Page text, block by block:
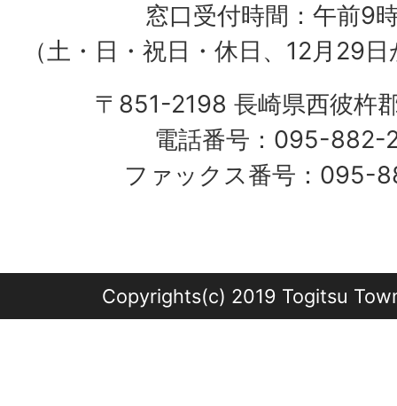
窓口受付時間：午前9
（土・日・祝日・休日、12月29
〒851-2198 長崎県西彼杵
電話番号：095-
ファックス番号：095-
Copyrights(c) 2019 Togitsu